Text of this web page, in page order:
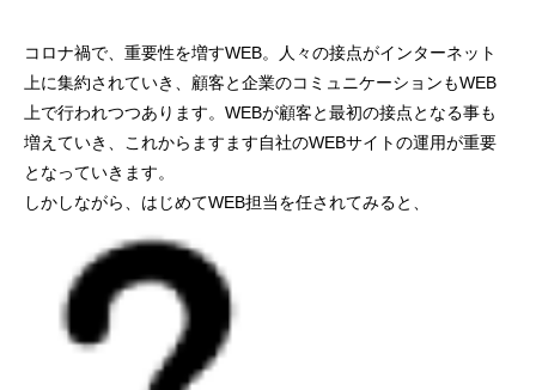
コロナ禍で、重要性を増すWEB。人々の接点がインターネット
上に集約されていき、顧客と企業のコミュニケーションもWEB
上で行われつつあります。WEBが顧客と最初の接点となる事も
増えていき、これからますます自社のWEBサイトの運用が重要
となっていきます。
しかしながら、はじめてWEB担当を任されてみると、